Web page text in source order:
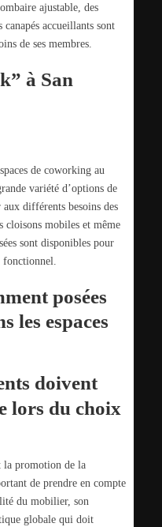
ajustable, des
accueillants sont
de ses membres.
à San
de coworking au
variété d’options de
différents besoins des
cloisons mobiles et même
sont disponibles pour
posées
les espaces
doivent
lors du choix
promotion de la
de prendre en compte
du mobilier, son
globale qui doit